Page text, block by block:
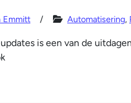
Emmitt Automatisering,
is een van de